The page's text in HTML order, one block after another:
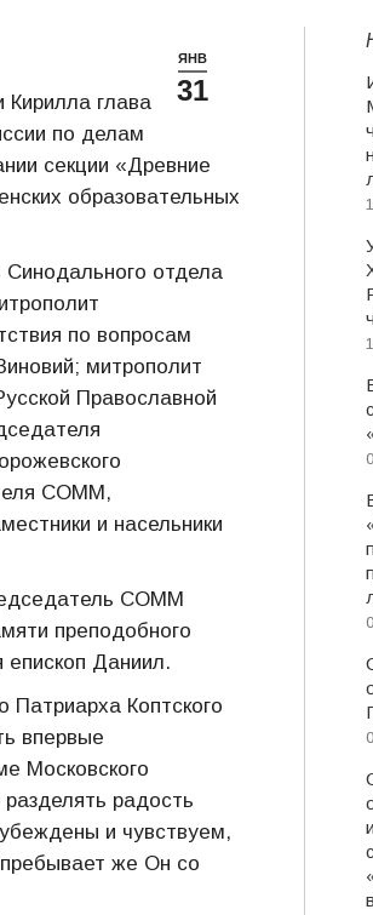
ЯНВ
31
Кирилла глава
по делам
секции «Древние
образовательных
Синодального отдела
по вопросам
митрополит
Православной
СОММ,
и насельники
СОММ
преподобного
епископ Даниил.
Коптского
впервые
Московского
радость
и чувствуем,
же Он со